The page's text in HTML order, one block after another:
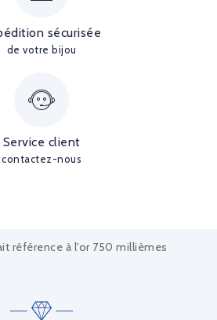
sécurisée
de votre bijou
Service client
contactez-nous
référence à l'or 750 millièmes